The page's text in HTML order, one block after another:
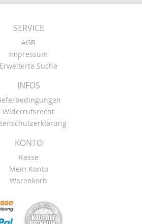
SERVICE
AGB
Impressum
Erweiterte Suche
INFOS
Widerrufsrecht
KONTO
Kasse
Mein Konto
Warenkorb